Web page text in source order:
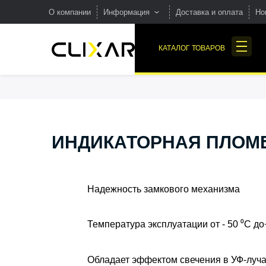
О компании Информация
вопросы о пломбах
Вакансии в компании по
Наша продукция и
Доставка и оплата
КАТАЛОГ ТОВАРОВ
БЛОКИРАТОРЫ НА
ИНДИКАТОРНАЯ
Надежность замкового механизма
Температура эксплуатации от - 50 ⁰С
Обладает эффектом свечения в УФ-